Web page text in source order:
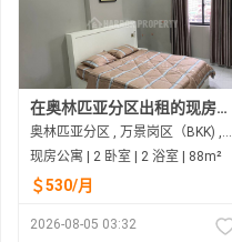
在奥林匹亚分区出租的现房公寓
奥林匹亚分区 , 万景岗区（BKK) , 金边市
现房公寓 | 2 卧室 | 2 浴室 | 88m²
＄530/月
2026-08-05 03:32